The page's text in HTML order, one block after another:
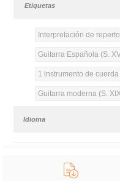
Etiquetas
Interpretación de
Guitarra Española (S.
1 instrumento de
Guitarra moderna (S.
Idioma